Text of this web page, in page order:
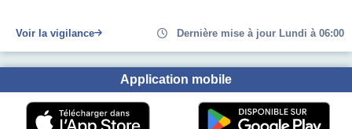
Voir la vigilance Dernière mise à jour Lundi à 06:00
Application mobile